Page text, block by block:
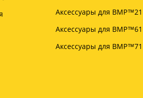
Аксессуары для
Аксессуары для BMP™61
Аксессуары для BMP™71